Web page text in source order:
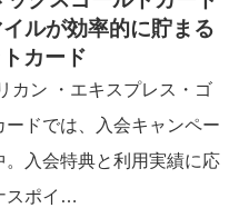
ルが効率的に貯まる
カード
カン ・エキスプレス・ゴ
ードでは、入会キャンペー
。入会特典と利用実績に応
スポイ…